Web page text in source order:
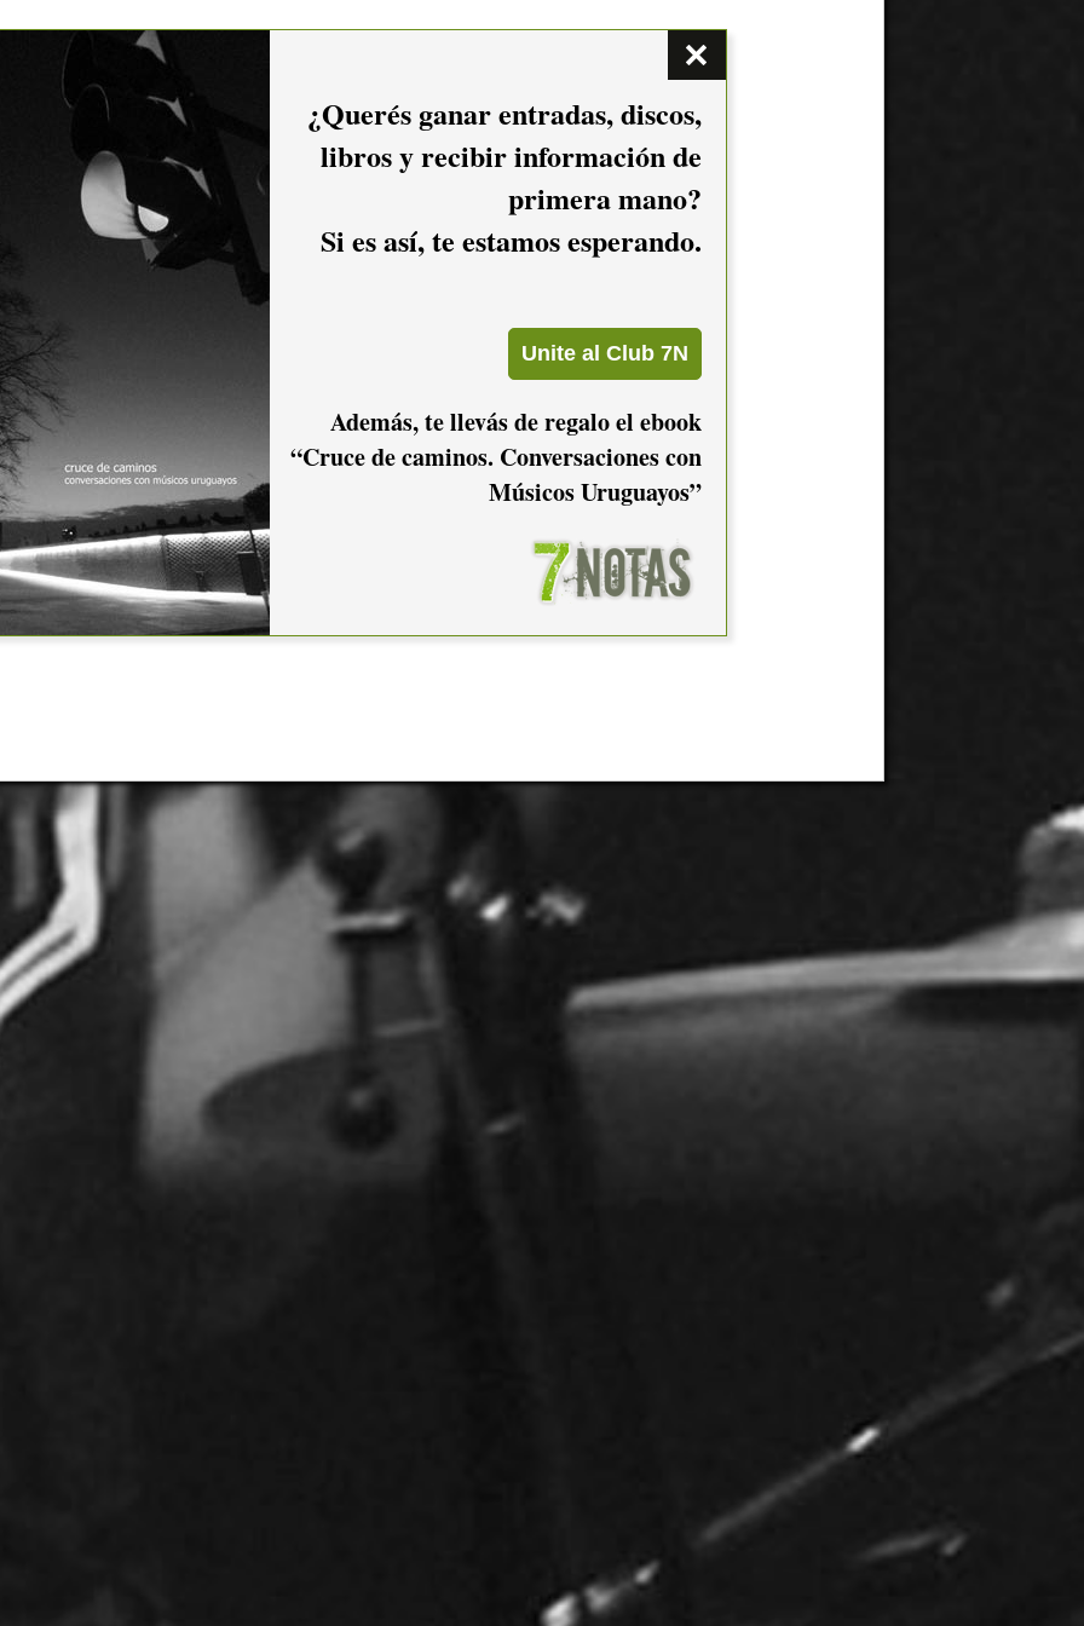
¿Querés ganar entradas, discos,
libros y recibir información de
primera mano?
Si es así, te estamos esperando.
Además, te llevás de regalo el ebook
“Cruce de caminos. Conversaciones con
Músicos Uruguayos”